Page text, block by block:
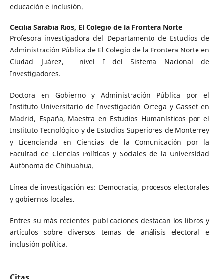
educación e inclusión.
Cecilia Sarabia Ríos, El Colegio de la Frontera Norte
Profesora investigadora del Departamento de Estudios de
Administración Pública de El Colegio de la Frontera Norte en
Ciudad Juárez, nivel I del Sistema Nacional de
Investigadores.
Doctora en Gobierno y Administración Pública por el
Instituto Universitario de Investigación Ortega y Gasset en
Madrid, España, Maestra en Estudios Humanísticos por el
Instituto Tecnológico y de Estudios Superiores de Monterrey
y Licencianda en Ciencias de la Comunicación por la
Facultad de Ciencias Políticas y Sociales de la Universidad
Autónoma de Chihuahua.
Línea de investigación es: Democracia, procesos electorales
y gobiernos locales.
Entres su más recientes publicaciones destacan los libros y
artículos sobre diversos temas de análisis electoral e
inclusión política.